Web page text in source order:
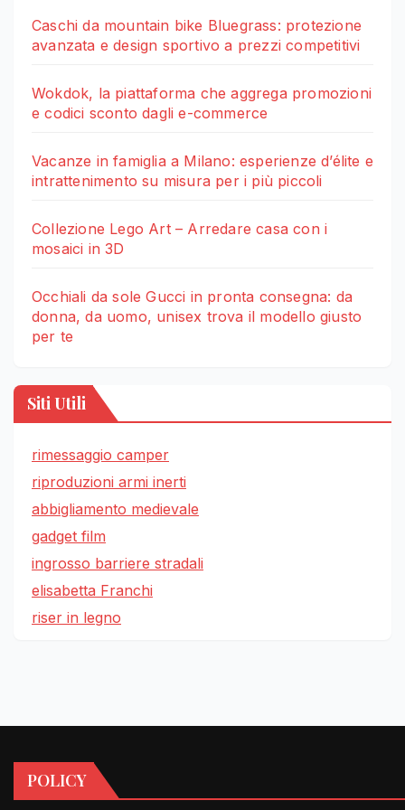
Caschi da mountain bike Bluegrass: protezione
avanzata e design sportivo a prezzi competitivi
Wokdok, la piattaforma che aggrega promozioni
e codici sconto dagli e-commerce
Vacanze in famiglia a Milano: esperienze d’élite e
intrattenimento su misura per i più piccoli
Collezione Lego Art – Arredare casa con i
mosaici in 3D
Occhiali da sole Gucci in pronta consegna: da
donna, da uomo, unisex trova il modello giusto
per te
Siti Utili
rimessaggio camper
riproduzioni armi inerti
abbigliamento medievale
gadget film
ingrosso barriere stradali
elisabetta Franchi
riser in legno
POLICY